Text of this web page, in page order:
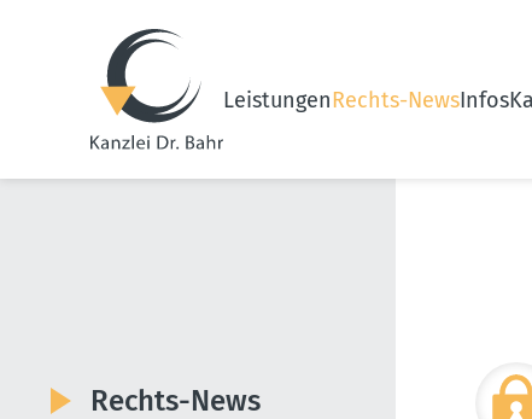
LeistungenRechts-NewsInfos
Rechts-News